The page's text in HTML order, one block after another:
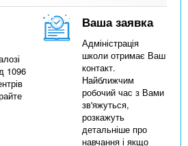
1096
Ваша заявка
Адміністрація
школи отримає Ваш
контакт.
Найближчим
робочий час з Вами
зв'яжуться,
розкажуть
детальніше про
навчання і якщо